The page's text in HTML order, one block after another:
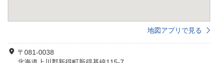
地図アプリで見る
〒081-0038